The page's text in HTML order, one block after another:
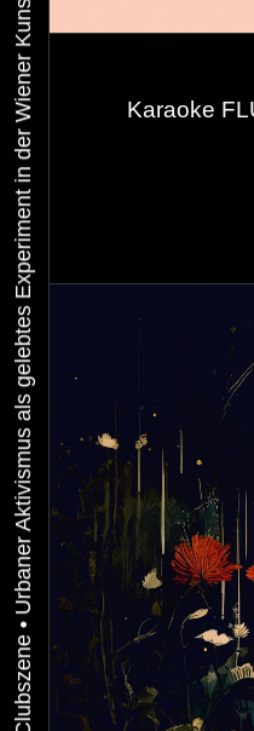
•
Urbaner Aktivismus als gelebtes Experiment in der Wiener Kunst-, Musik und Clubszene
Karaoke